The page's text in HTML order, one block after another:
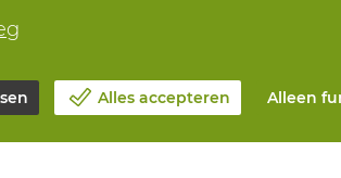
Alles accepteren Alleen